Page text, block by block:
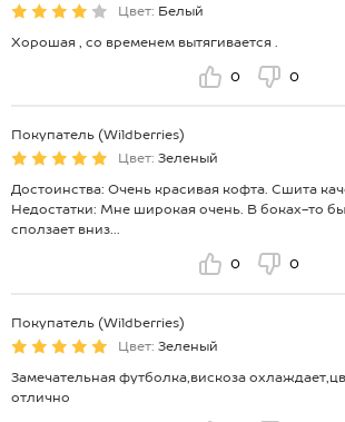
Цвет: Белый
Хорошая , со временем вытягивается .
0 0
Покупатель (Wildberries)
Цвет: Зеленый
Достоинства: Очень красивая кофта. Сшита
Недостатки: Мне широкая очень. В боках-то
сползает вниз...
0 0
Покупатель (Wildberries)
Цвет: Зеленый
Замечательная футболка,вискоза
отлично